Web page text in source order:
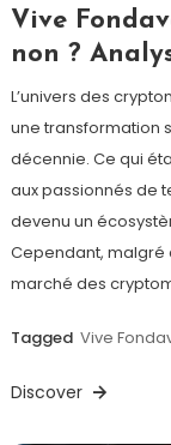
Vive
non ?
L’univers des
une transformation
décennie. Ce qui
aux passionnés de
devenu un
Cependant,
marché des
Tagged Vive
Discover